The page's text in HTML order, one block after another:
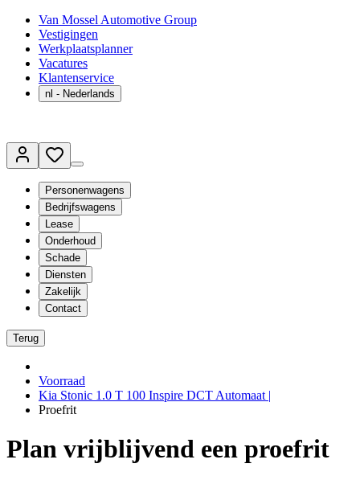
Van Mossel Automotive Group
Vestigingen
Werkplaatsplanner
Vacatures
Klantenservice
nl - Nederlands
Personenwagens
Bedrijfswagens
Lease
Onderhoud
Schade
Diensten
Zakelijk
Contact
Terug
Voorraad
Kia Stonic 1.0 T 100 Inspire DCT Automaat |
Proefrit
Plan vrijblijvend een proefrit